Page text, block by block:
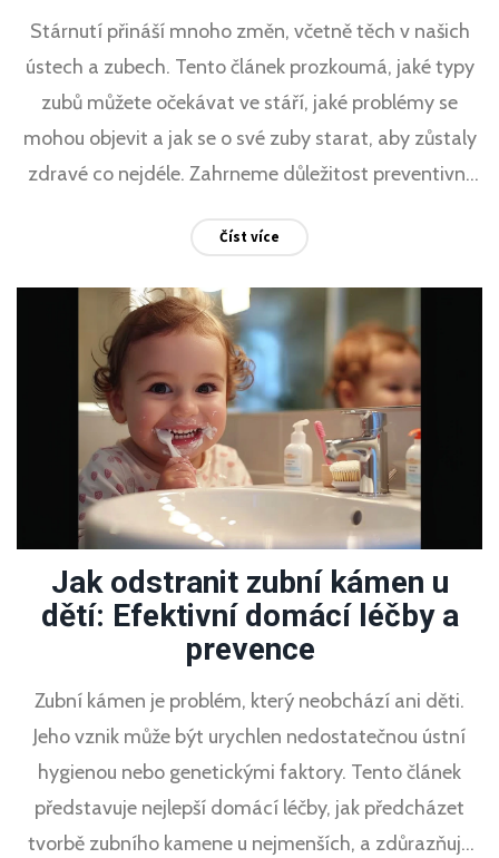
Stárnutí přináší mnoho změn, včetně těch v našich
ústech a zubech. Tento článek prozkoumá, jaké typy
zubů můžete očekávat ve stáří, jaké problémy se
mohou objevit a jak se o své zuby starat, aby zůstaly
zdravé co nejdéle. Zahrneme důležitost preventivní
věkem přicházejí, a poskytneme užitečné tipy pro
Číst více
Jak odstranit zubní kámen u
dětí: Efektivní domácí léčby a
prevence
Zubní kámen je problém, který neobchází ani děti.
Jeho vznik může být urychlen nedostatečnou ústní
hygienou nebo genetickými faktory. Tento článek
představuje nejlepší domácí léčby, jak předcházet
tvorbě zubního kamene u nejmenších, a zdůrazňuje